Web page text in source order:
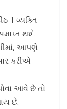
1 વ્યક્તિ
થશે.
આપણે
કરીએ
આવે છે તો
છે.